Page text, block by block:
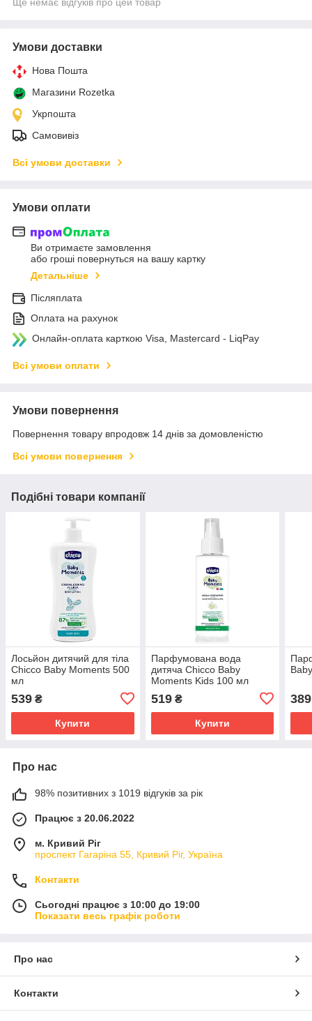
Умови доставки
Нова Пошта
Магазини Rozetka
Укрпошта
Самовивіз
Всі умови доставки
Умови оплати
Ви отримаєте замовлення
або гроші повернуться на вашу картку
Детальніше
Післяплата
Оплата на рахунок
Онлайн-оплата карткою Visa, Mastercard - LiqPay
Всі умови оплати
Умови повернення
Повернення товару впродовж 14 днів за домовленістю
Всі умови повернення
Подібні товари компанії
Лосьйон дитячий для тіла
Chicco Baby Moments 500
мл
539 ₴
Купити
Парфумована вода
дитяча Chicco Baby
Moments Kids 100 мл
519₴
Купити
389
Про нас
98% позитивних з 1019 відгуків за рік
Працює з 20.06.2022
м. Кривий Ріг
проспект Гагаріна 55, Кривий Ріг, Україна
Контакти
Сьогодні працює з 10:00 до 19:00
Показати весь графік роботи
Про нас
Контакти